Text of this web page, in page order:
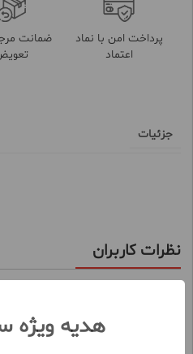
پرداخت امن با نماد
اعتماد
ضمانت
جزئیات
نظرات کاربران
نظر خود را در خصوص این
هدیه